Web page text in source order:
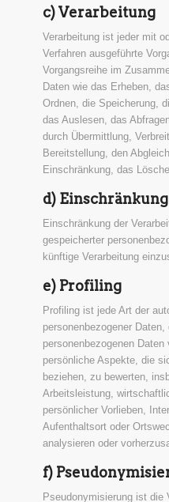
c) Verarbeitung
Verarbeitung ist jeder mit
Verfahren ausgeführte
Vorgangsreihe im
Daten wie das Erheben,
Ordnen, die Speicherung,
das Auslesen, das
durch Übermittlung,
Bereitstellung, den
Einschränkung, das
d)
Einschränkung der
gespeicherter
künftige Verarbeitung
e) Profiling
Profiling ist jede Art der
personenbezogener
personenbezogenen
persönliche Aspekte, die
beziehen, zu bewerten,
Arbeitsleistung,
persönlicher Vorlieben,
Aufenthaltsort oder
analysieren oder
f)
Pseudonymisierung ist die